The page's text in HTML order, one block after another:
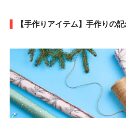
【手作りアイテム】手作りの